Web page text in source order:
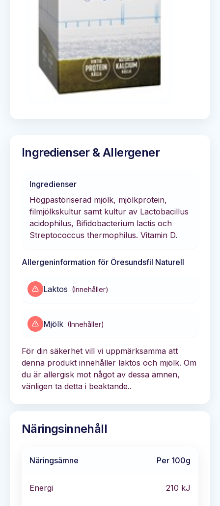
Ingredienser & Allergener
Ingredienser
Högpastöriserad mjölk, mjölkprotein,
filmjölkskultur samt kultur av Lactobacillus
acidophilus, Bifidobacterium lactis och
Streptococcus thermophilus. Vitamin D.
Allergeninformation för Öresundsfil Naturell
Laktos (Innehåller)
Mjölk (Innehåller)
För din säkerhet vill vi uppmärksamma att
denna produkt innehåller laktos och mjölk. Om
du är allergisk mot något av dessa ämnen,
vänligen ta detta i beaktande..
Näringsinnehåll
Näringsämne Per 100g
Energi 210 kJ